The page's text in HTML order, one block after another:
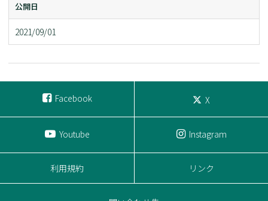
公開日
2021/09/01
Facebook X
Youtube Instagram
利用規約 リンク